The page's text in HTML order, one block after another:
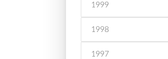
1999
1998
1997